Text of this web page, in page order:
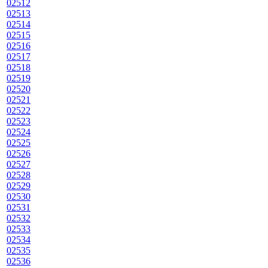
02512
02513
02514
02515
02516
02517
02518
02519
02520
02521
02522
02523
02524
02525
02526
02527
02528
02529
02530
02531
02532
02533
02534
02535
02536